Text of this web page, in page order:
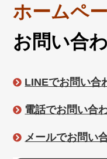
ホームペ
お問い合
LINEでお問い合
電話でお問い合
メールでお問い